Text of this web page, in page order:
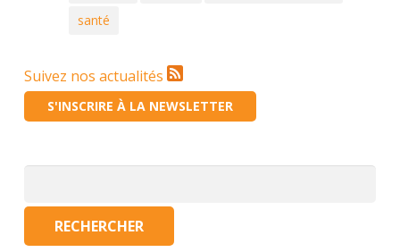
santé
Suivez nos actualités
S'INSCRIRE À LA NEWSLETTER